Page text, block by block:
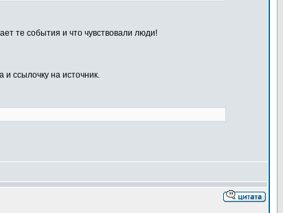
те события и что чувствовали люди!
ссылочку на источник.